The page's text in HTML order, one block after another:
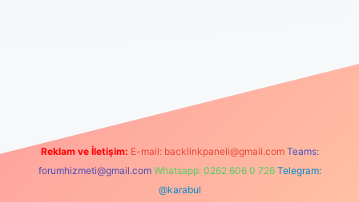
Reklam ve İletişim: E-mail: backlinkpaneli@gmail.com Teams:
forumhizmeti@gmail.com Whatsapp: 0262 606 0 726 Telegram:
@karabul